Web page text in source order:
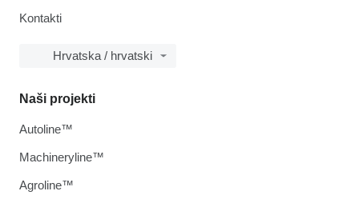
Kontakti
Hrvatska / hrvatski
Naši projekti
Autoline™
Machineryline™
Agroline™